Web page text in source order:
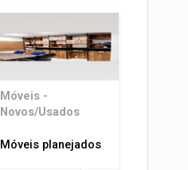
Móveis -
Novos/Usados
Móveis planejados